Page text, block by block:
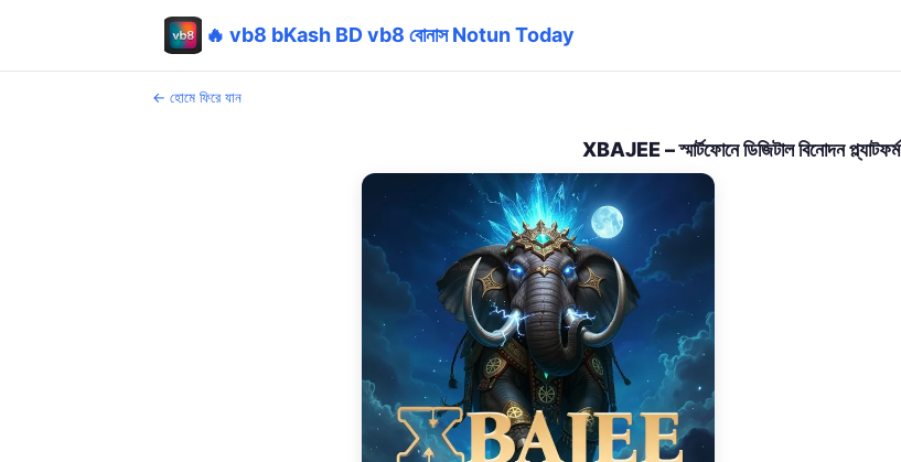
🔥 vb8 bKash BD vb8 বোনাস Notun Today
← হোমে ফিরে যান
XBAJEE – স্মার্টফোনে ডিজিটাল বিনোদন প্ল্যাটফর্ম